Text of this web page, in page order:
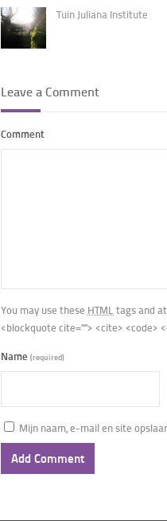
Tuin Juliana Institute
Leave a Comment
Comment
You may use these HTML tags and
<blockquote cite=""> <cite> <code>
Name (required)
Mijn naam, e-mail en site